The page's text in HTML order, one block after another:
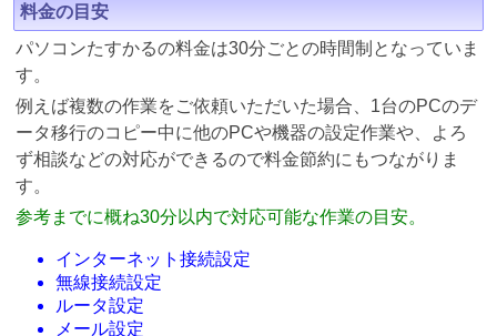
料金の目安
パソコンたすかるの料金は30分ごとの時間制となっていま
す。
例えば複数の作業をご依頼いただいた場合、1台のPCのデ
ータ移行のコピー中に他のPCや機器の設定作業や、よろ
ず相談などの対応ができるので料金節約にもつながりま
す。
参考までに概ね30分以内で対応可能な作業の目安。
インターネット接続設定
無線接続設定
ルータ設定
メール設定